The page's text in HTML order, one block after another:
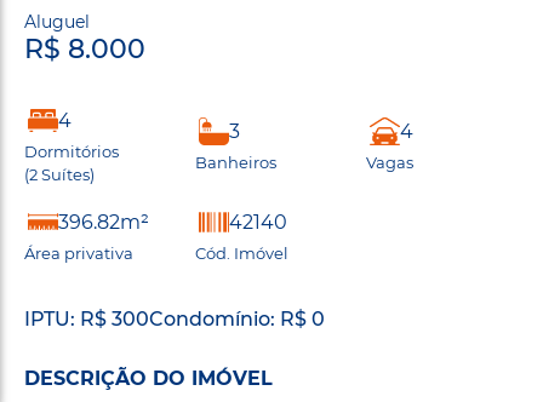
Aluguel
R$ 8.000
4
Dormitórios
(2 Suítes)
3
Banheiros
4
Vagas
396.82m²
Área privativa
42140
Cód. Imóvel
IPTU: R$ 300Condomínio: R$ 0
DESCRIÇÃO DO IMÓVEL